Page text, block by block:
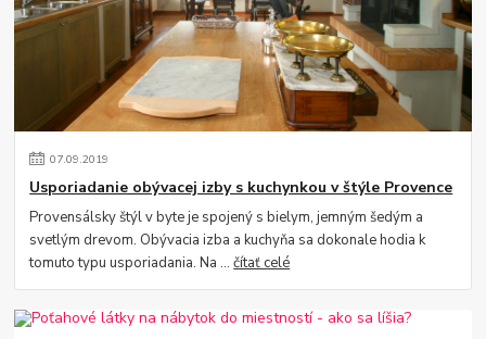
07.09.2019
Usporiadanie obývacej izby s kuchynkou v štýle Provence
Provensálsky štýl v byte je spojený s bielym, jemným šedým a
svetlým drevom. Obývacia izba a kuchyňa sa dokonale hodia k
tomuto typu usporiadania. Na ...čítať celé